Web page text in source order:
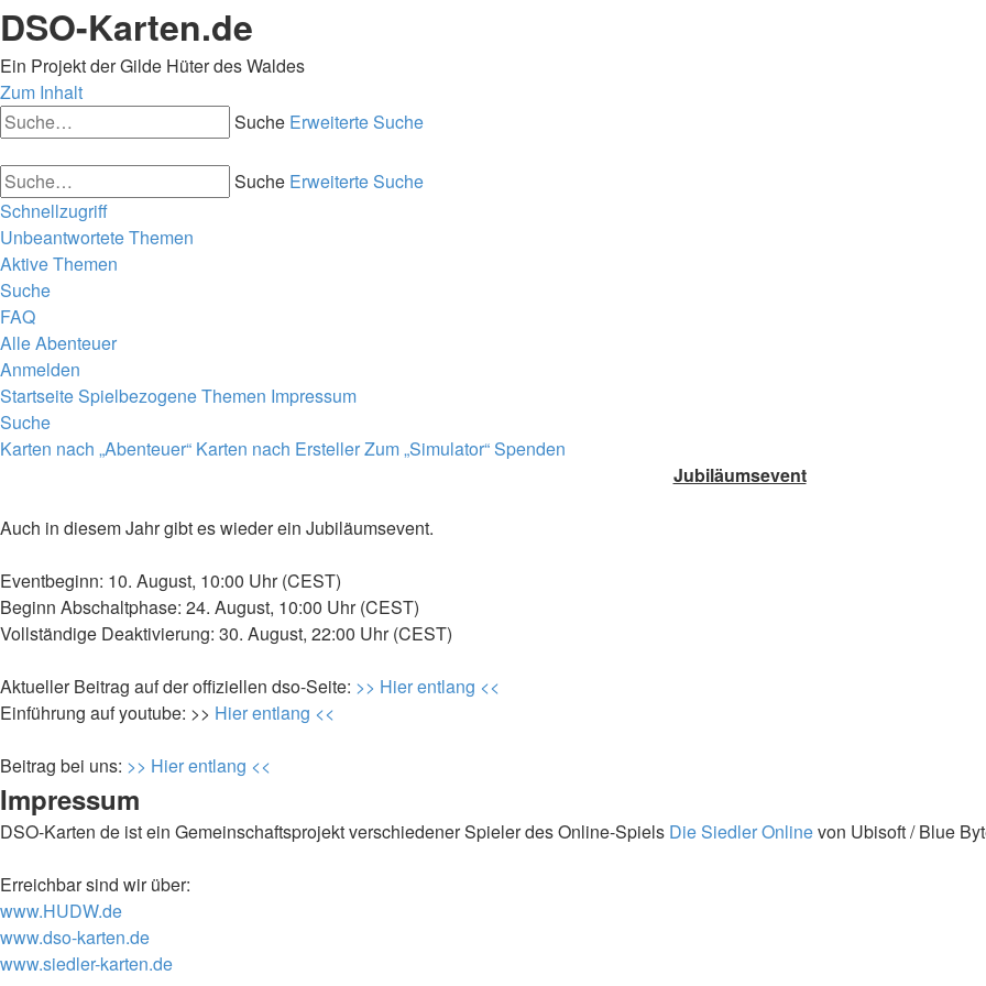
DSO-Karten.de
Ein Projekt der Gilde Hüter des Waldes
Zum Inhalt
Suche Erweiterte Suche
Suche Erweiterte Suche
Schnellzugriff
Unbeantwortete Themen
Aktive Themen
Suche
FAQ
Alle Abenteuer
Anmelden
StartseiteSpielbezogene Themen Impressum
Suche
Karten nach „Abenteuer“ Karten nach ErstellerZum „Simulator“Spenden
Jubiläumsevent
Auch in diesem Jahr gibt es wieder ein Jubiläumsevent.
Eventbeginn: 10. August, 10:00 Uhr (CEST)
Beginn Abschaltphase: 24. August, 10:00 Uhr (CEST)
Vollständige Deaktivierung: 30. August, 22:00 Uhr (CEST)
Aktueller Beitrag auf der offiziellen dso-Seite: >> Hier entlang <<
Einführung auf youtube: >> Hier entlang <<
Beitrag bei uns: >> Hier entlang <<
Impressum
DSO-Karten de ist ein Gemeinschaftsprojekt verschiedener Spieler des Online-Spiels Die Siedler Onlinevon Ubisoft / Blue
Erreichbar sind wir über:
www.HUDW.de
www.dso-karten.de
www.siedler-karten.de